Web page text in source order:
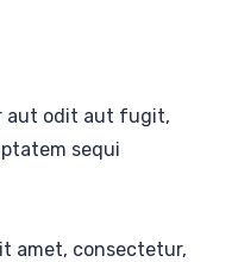
aut odit aut fugit,
sequi
amet, consectetur,